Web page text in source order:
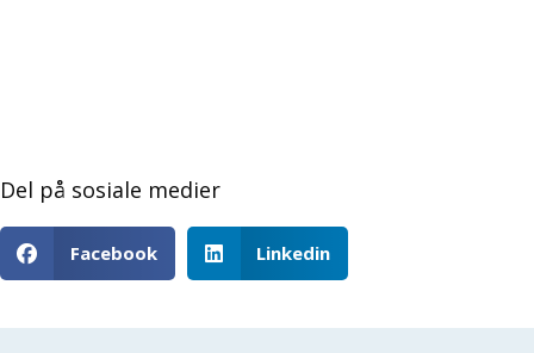
Del på sosiale medier
Facebook Linkedin